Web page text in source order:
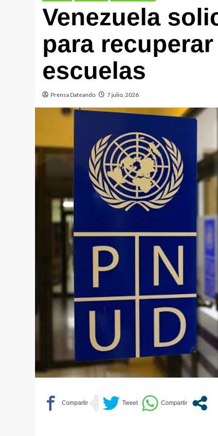
Venezuela
para
escuelas
Prensa Dateando 7 julio, 2026